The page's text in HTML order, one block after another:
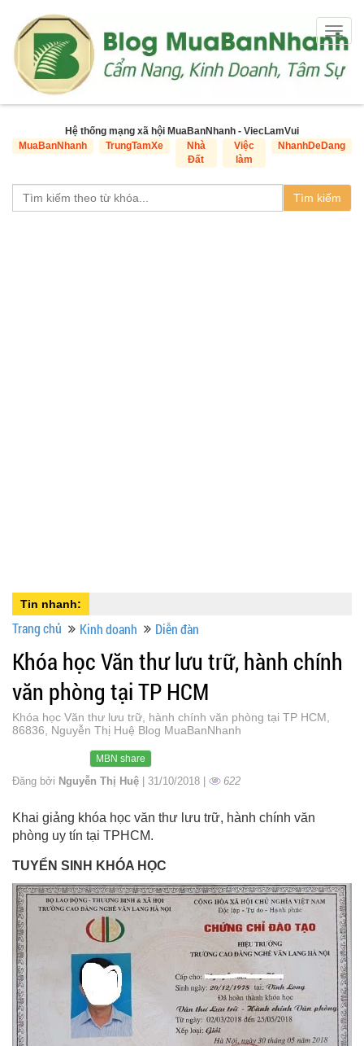
Hệ thống mạng xã hội MuaBanNhanh - ViecLamVui
MuaBanNhanh
TrungTamXe
Nhà
Đất
Việc
làm
NhanhDeDang
Tìm kiếm
Tin nhanh:
Trang chủ Kinh doanh Diễn đàn
Khóa học Văn thư lưu trữ, hành chính
văn phòng tại TP HCM
Khóa học Văn thư lưu trữ, hành chính văn phòng tại TP HCM,
86836, Nguyễn Thị Huệ Blog MuaBanNhanh
MBN share
Đăng bởi Nguyễn Thị Huệ | 31/10/2018 | 622
Khai giảng khóa học văn thư lưu trữ, hành chính văn
phòng uy tín tại TPHCM.
TUYỂN SINH KHÓA HỌC